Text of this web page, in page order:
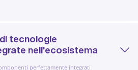
tecnologie
nell'ecosistema
perfettamente integrati